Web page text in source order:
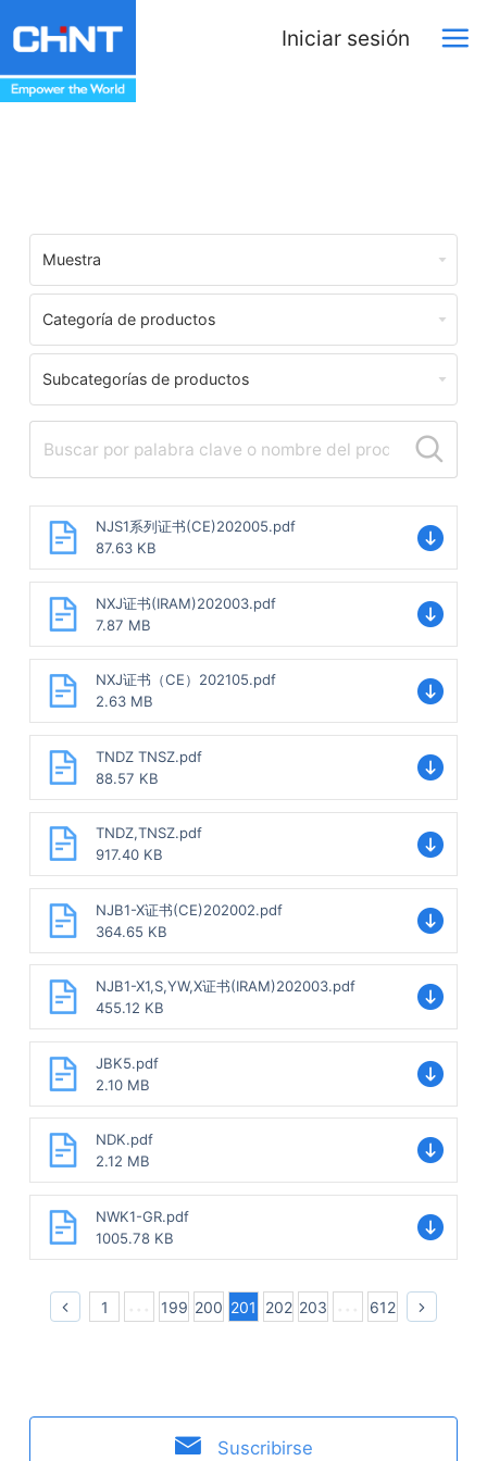
Iniciar sesión
Muestra
Categoría de productos
Subcategorías de productos
NJS1系列证书(CE)202005.pdf
87.63 KB
NXJ证书(IRAM)202003.pdf
7.87 MB
NXJ证书（CE）202105.pdf
2.63 MB
TNDZ TNSZ.pdf
88.57 KB
TNDZ,TNSZ.pdf
917.40 KB
NJB1-X证书(CE)202002.pdf
364.65 KB
NJB1-X1,S,YW,X证书(IRAM)202003.pdf
455.12 KB
JBK5.pdf
2.10 MB
NDK.pdf
2.12 MB
NWK1-GR.pdf
1005.78 KB
1 199 200 201 202 203 612
Suscribirse